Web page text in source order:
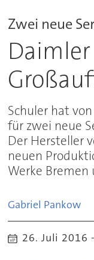
Zwei neue
Schuler hat
für zwei neue
Der Hersteller
neuen
Werke Bremen
Gabriel Pankow
26. Juli 2016